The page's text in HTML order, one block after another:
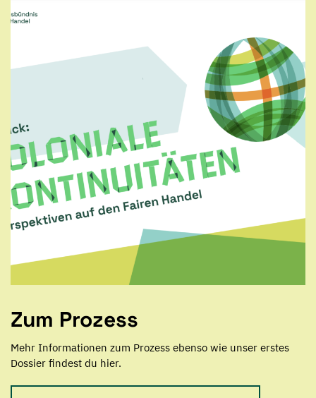
Zum Prozess
Mehr Informationen zum Prozess ebenso wie unser erstes
Dossier findest du hier.